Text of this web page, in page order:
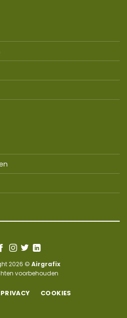
2026 © Airgrafix
voorbehouden
PRIVACY COOKIES